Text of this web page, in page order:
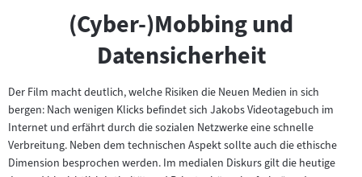
(Cyber-)Mobbing und
Datensicherheit
Der Film macht deutlich, welche Risiken die Neuen Medien in sich
bergen: Nach wenigen Klicks befindet sich Jakobs Videotagebuch im
Internet und erfährt durch die sozialen Netzwerke eine schnelle
Verbreitung. Neben dem technischen Aspekt sollte auch die ethische
Dimension besprochen werden. Im medialen Diskurs gilt die heutige